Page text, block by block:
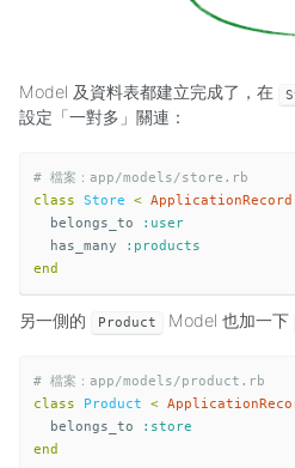
Model 及資料表都建立完成了，在
設定「一對多」關連：
# 檔案：app/models/store.rb
class
Store < ApplicationRecord
belongs_to
:user
has_many
:products
end
另一側的 Product Model 也加一下
# 檔案：app/models/product.rb
class
Product <
belongs_to
:store
end